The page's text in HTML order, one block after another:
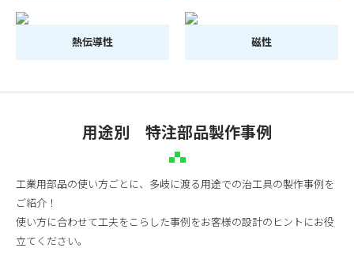
熱伝導性 磁性
用途別 特注部品製作事例
工業用部品の使い方ごとに、多岐に渡る用途での治工具の製作事例を
ご紹介！
使い方に合わせて工夫をこらした事例をお客様の設計のヒントにお役
立てください。